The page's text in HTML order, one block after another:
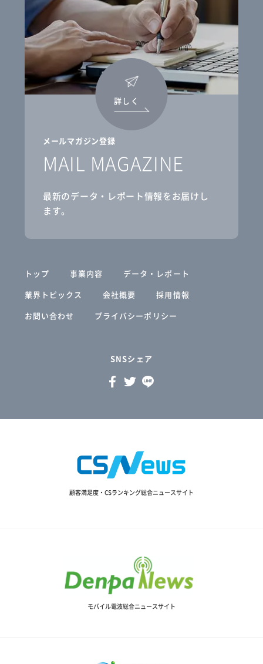
メールマガジン登録
MAIL MAGAZINE
最新のデータ・レポート情報をお届けし
ます。
詳しく
トップ 事業内容
データ・レポート
業界トピックス
会社概要
採用情報
お問い合わせ
プライバシーポリシー
SNSシェア
顧客満足度・CSランキング総合ニュースサイト
モバイル電波総合ニュースサイト